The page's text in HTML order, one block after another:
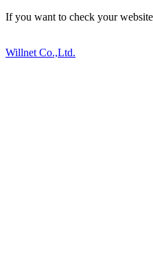
If you want to check your
Willnet Co.,Ltd.